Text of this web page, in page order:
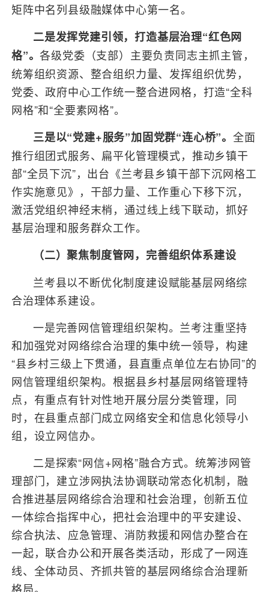
矩阵中名列县级融媒体中心第一名。
二是发挥党建引领，打造基层治理“红色网
格”。各级党委（支部）主要负责同志主抓主管，
统筹组织资源、整合组织力量、发挥组织优势，
党委、政府中心工作统一整合进网格，打造“全科
网格”和“全要素网格”。
三是以“党建+服务”加固党群“连心桥”。 全面
推行组团式服务、扁平化管理模式，推动乡镇干
部“全员下沉”，出台《兰考县乡镇干部下沉网格工
作实施意见》，干部力量、工作重心下移下沉，
激活党组织神经末梢，通过线上线下联动，抓好
基层治理和服务群众工作。
（二）聚焦制度管网，完善组织体系建设
兰考县以不断优化制度建设赋能基层网络综
合治理体系建设。
一是完善网信管理组织架构。兰考注重坚持
和加强党对网络综合治理的集中统一领导，构建
“县乡村三级上下贯通，县直重点单位左右协同”的
网信管理组织架构。根据县乡村基层网络管理特
点，有重点有针对性地开展分层分类管理，同
时，在县重点部门成立网络安全和信息化领导小
组，设立网信办。
二是探索“网信+网格”融合方式。统筹涉网管
理部门，建立涉网执法协调联动常态化机制，融
合推进基层网络综合治理和社会治理，创新五位
一体综合指挥中心，把社会治理中的平安建设、
综合执法、应急管理、消防救援和网信办整合在
一起，联合办公和开展各类活动，形成了一网连
线、全体动员、齐抓共管的基层网络综合治理新
格局。